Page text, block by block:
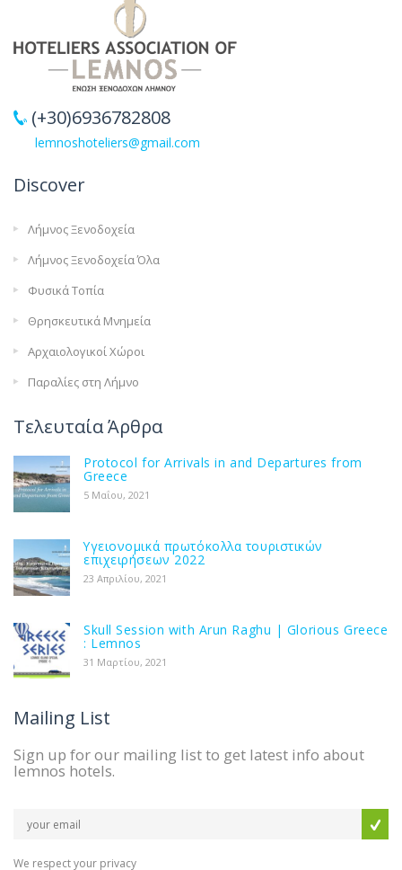
(+30)6936782808
lemnoshoteliers@gmail.com
Discover
Λήμνος Ξενοδοχεία
Λήμνος Ξενοδοχεία Όλα
Φυσικά Τοπία
Θρησκευτικά Μνημεία
Αρχαιολογικοί Χώροι
Παραλίες στη Λήμνο
Τελευταία Άρθρα
Protocol for Arrivals in and Departures from
Greece
5 Μαΐου, 2021
Υγειονομικά πρωτόκολλα τουριστικών
επιχειρήσεων 2022
23 Απριλίου, 2021
Skull Session with Arun Raghu | Glorious Greece
: Lemnos
31 Μαρτίου, 2021
Mailing List
Sign up for our mailing list to get latest info about
lemnos hotels.
We respect your privacy